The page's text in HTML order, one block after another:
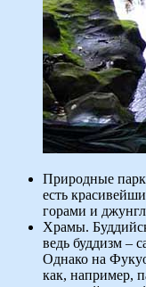
Природные
есть
горами и
Храмы.
ведь буддизм –
Однако на
как, например,